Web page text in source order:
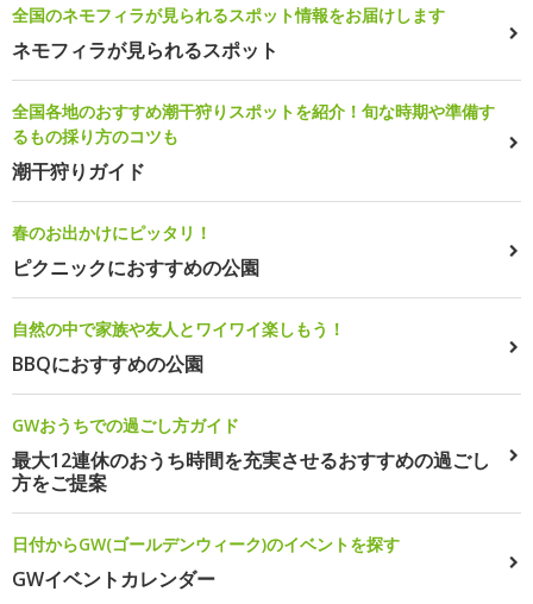
全国のネモフィラが見られるスポット情報をお届けします
ネモフィラが見られるスポット
全国各地のおすすめ潮干狩りスポットを紹介！旬な時期や準備す
るもの採り方のコツも
潮干狩りガイド
春のお出かけにピッタリ！
ピクニックにおすすめの公園
自然の中で家族や友人とワイワイ楽しもう！
BBQにおすすめの公園
GWおうちでの過ごし方ガイド
最大12連休のおうち時間を充実させるおすすめの過ごし
方をご提案
日付からGW(ゴールデンウィーク)のイベントを探す
GWイベントカレンダー